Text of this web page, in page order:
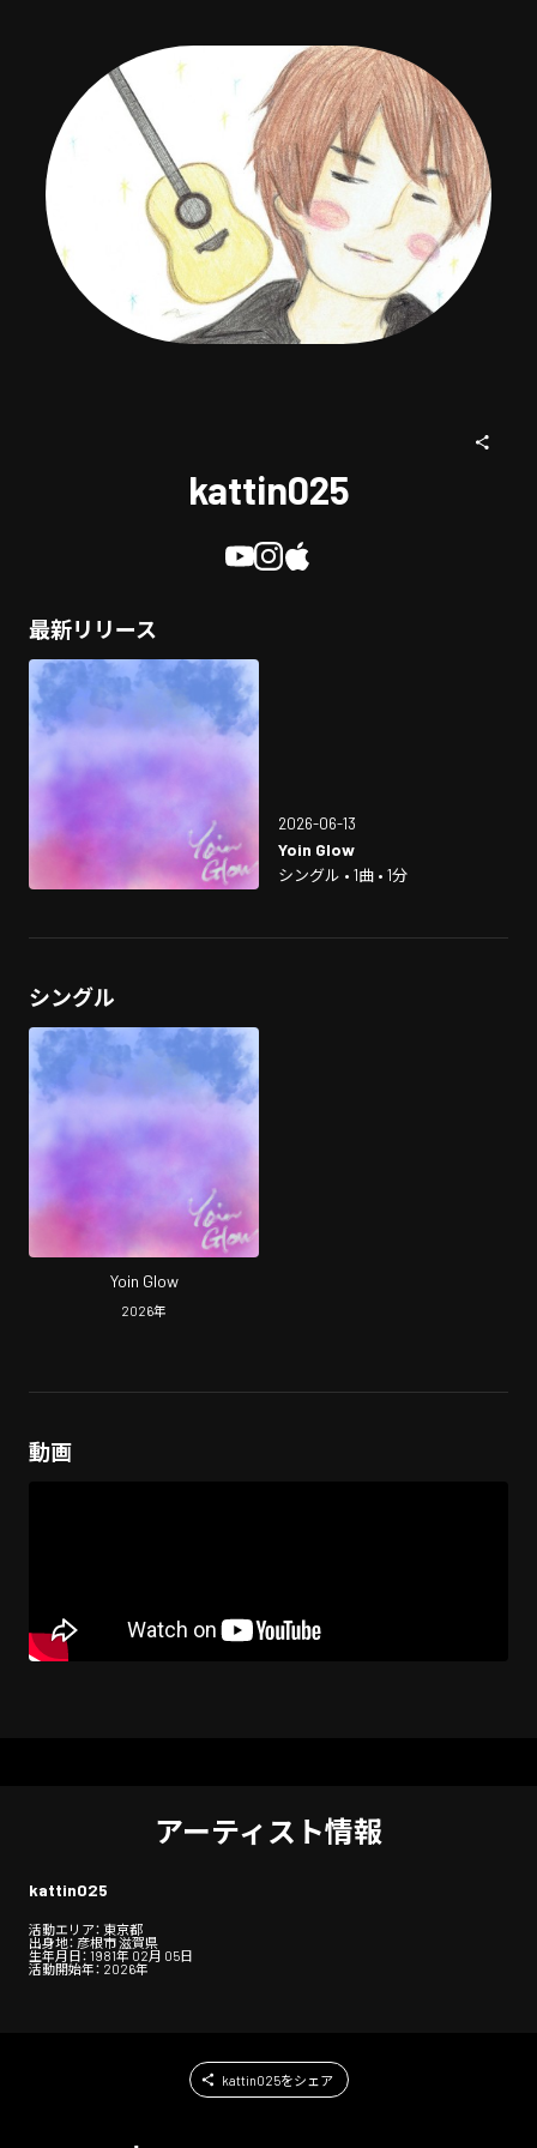
kattin025
最新リリース
2026-06-13
Yoin Glow
シングル • 1曲 • 1分
シングル
Yoin Glow
2026年
動画
アーティスト情報
kattin025
活動エリア： 東京都
出身地： 彦根市 滋賀県
生年月日： 1981年 02月 05日
活動開始年： 2026年
kattin025をシェア